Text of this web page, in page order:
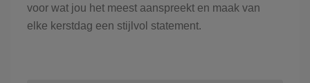
voor wat jou het meest aanspreekt en maak van
elke kerstdag een stijlvol statement.